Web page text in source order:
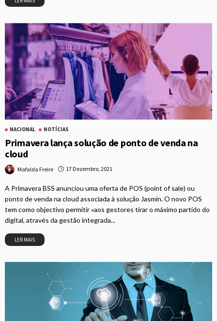
NACIONAL NOTÍCIAS
Primavera lança solução de ponto de venda na
cloud
Mafalda Freire 17 Dezembro, 2021
A Primavera BSS anunciou uma oferta de POS (point of sale) ou
ponto de venda na cloud associada à solução Jasmin. O novo POS
tem como objectivo permitir «aos gestores tirar o máximo partido do
digital, através da gestão integrada...
LER MAIS